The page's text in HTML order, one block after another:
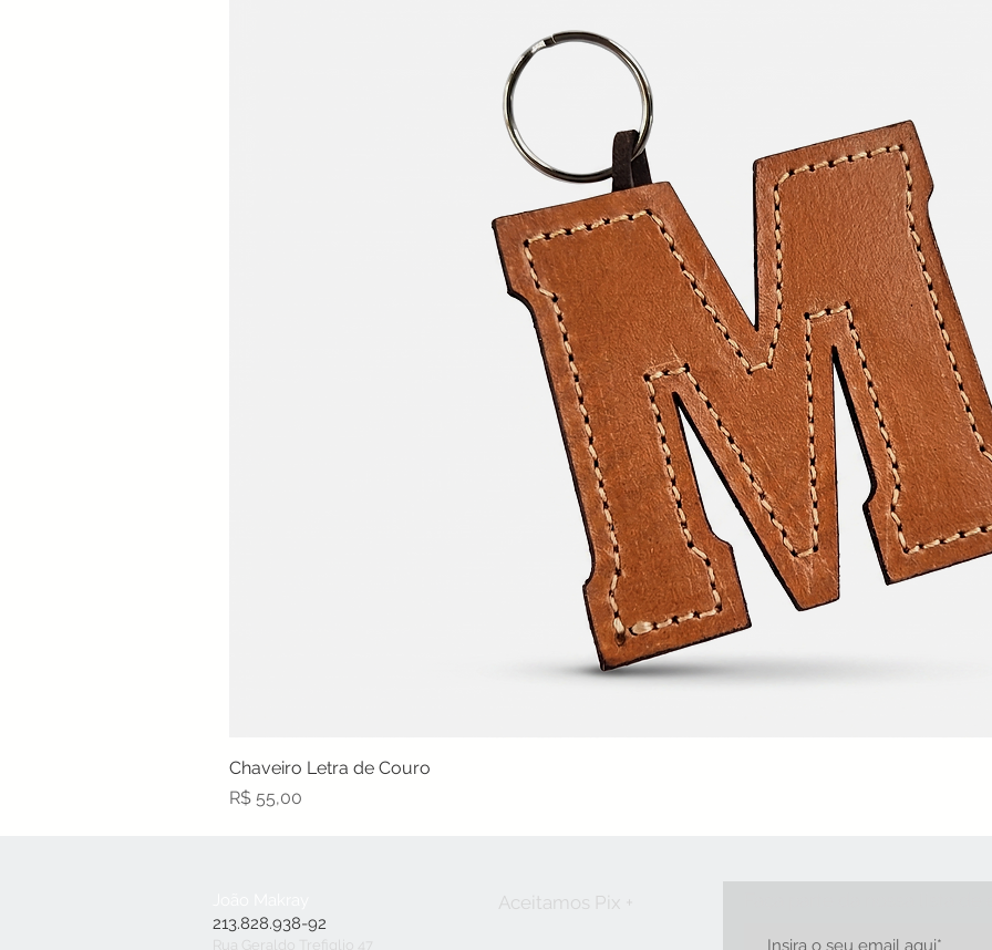
Chaveiro Letra de Couro
Preço
R$ 55,00
213.828.938-92
Rua Geraldo Trefiglio 47
Aceitamos Pix +